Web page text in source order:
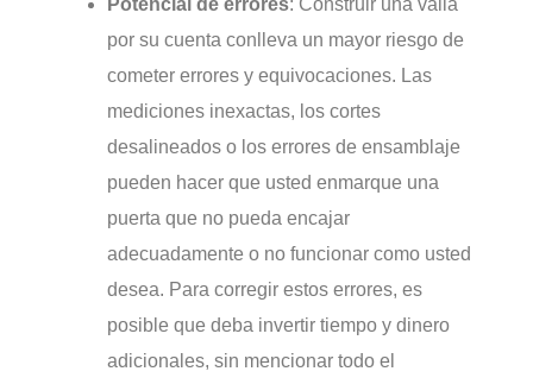
Potencial de errores: Construir una valla
por su cuenta conlleva un mayor riesgo de
cometer errores y equivocaciones. Las
mediciones inexactas, los cortes
desalineados o los errores de ensamblaje
pueden hacer que usted enmarque una
puerta que no pueda encajar
adecuadamente o no funcionar como usted
desea. Para corregir estos errores, es
posible que deba invertir tiempo y dinero
adicionales, sin mencionar todo el